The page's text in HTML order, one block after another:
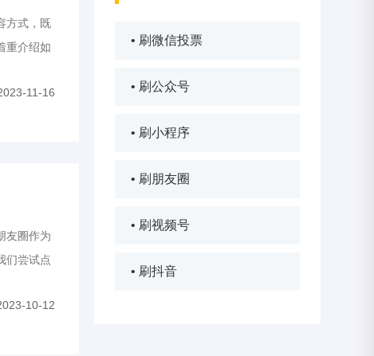
• 刷微信投票
• 刷公众号
• 刷小程序
• 刷朋友圈
• 刷视频号
• 刷抖音
方式，既
重介绍如
11-16
友圈作为
们尝试点
10-12